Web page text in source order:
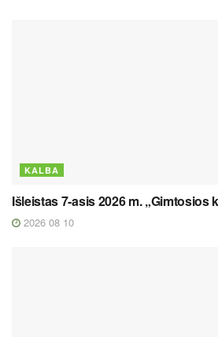
KALBA
Išleistas 7-asis 2026 m. „Gimtosios
2026 08 10